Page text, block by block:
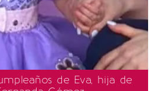
de Eva, hija de